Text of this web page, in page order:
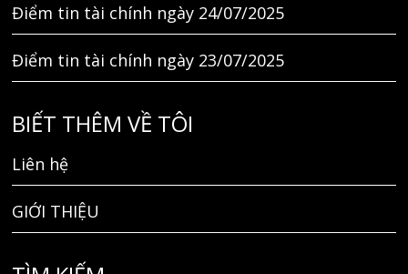
Điểm tin tài chính ngày 24/07/2025
Điểm tin tài chính ngày 23/07/2025
BIẾT THÊM VỀ TÔI
Liên hệ
GIỚI THIỆU